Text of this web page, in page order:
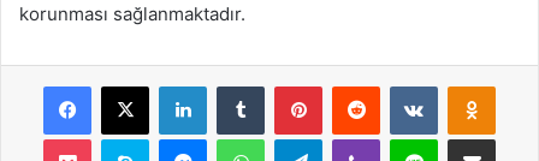
korunması sağlanmaktadır.
Facebook
X LinkedInTumblr PinterestReddit VKontakte
Pocket Skype MessengerWhatsAppTelegramViber Line E-Posta ile